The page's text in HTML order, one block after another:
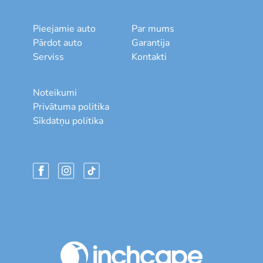
Pieejamie auto
Pārdot auto
Serviss
Par mums
Garantija
Kontakti
Noteikumi
Privātuma politika
Sīkdatņu politika